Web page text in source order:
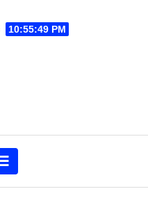
10:55:50 PM